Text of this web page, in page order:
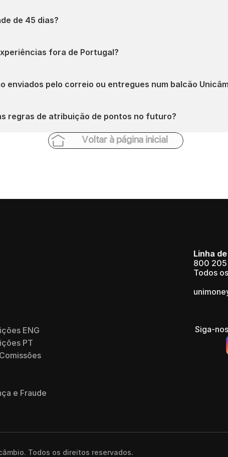
de 45 dias?
fora de Portugal?
enviados pelo correio ou entregues num balcão
regras de atribuição de pontos no futuro?
Voltar à página inicial
ENG
PT
e Fraude
Linha
800
Todos
Siga-
Todos os direitos reservados.